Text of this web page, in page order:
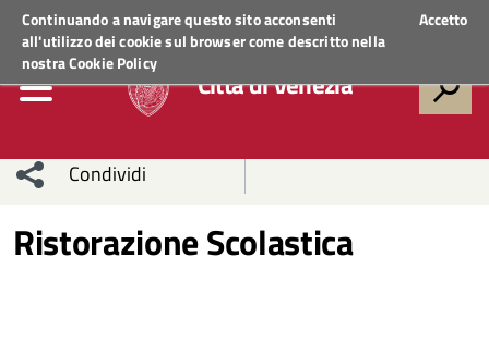
Continuando a navigare questo sito acconsenti
all'utilizzo dei cookie sul browser come descritto nella
nostraCookie Policy
Accetto
Regione VenetoACCEDI AI SERVIZI
Città di Venezia
Condividi
Condividi
Condividi
Ristorazione Scolastica